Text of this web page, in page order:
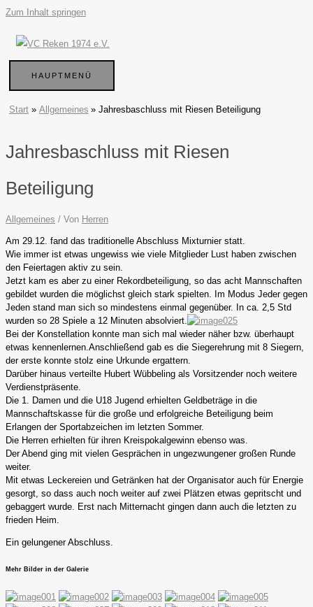
Zum Inhalt springen
HAUPTMENÜ
Start Allgemeines Jahresbaschluss mit Riesen Beteiligung
Jahresbaschluss mit Riesen
Beteiligung
Allgemeines / Von Herren
Am 29.12. fand das traditionelle Abschluss Mixturnier statt.
Wie immer ist etwas ungewiss wie viele Mitglieder Lust haben zwischen
den Feiertagen aktiv zu sein.
Jetzt kam es aber zu einer Rekordbeteiligung, so das acht Mannschaften
gebildet wurden die möglichst gleich stark spielten. Im Modus Jeder gegen
Jeden stand man sich so mindestens einmal gegenüber. In ca. 2,5 Std
wurden so 28 Spiele a 12 Minuten absolviert.
Bei der Konstellation konnte man sich mal wieder näher bzw. überhaupt
etwas kennenlernen.Anschließend gab es die Siegerehrung mit 8 Siegern,
der erste konnte stolz eine Urkunde ergattern.
Darüber hinaus verteilte Hubert Wübbeling als Vorsitzender noch weitere
Verdienstpräsente.
Die 1. Damen und die U18 Jugend erhielten Geldbeträge in die
Mannschaftskasse für die große und erfolgreiche Beteiligung beim
Erlangen der Sportabzeichen im letzten Sommer.
Die Herren erhielten für ihren Kreispokalgewinn ebenso was.
Der Abend ging mit vielen Gesprächen in ungezwungener großen Runde
weiter.
Mit etwas Leckereien und Getränken hat der Organisator auch für Energie
gesorgt, so dass auch noch weiter auf zwei Plätzen etwas gepritscht und
gebaggert wurde. Erst nach Mitternacht gingen dann auch die letzten zu
frieden Heim.
Ein gelungener Abschluss.
Mehr Bilder in der Galerie